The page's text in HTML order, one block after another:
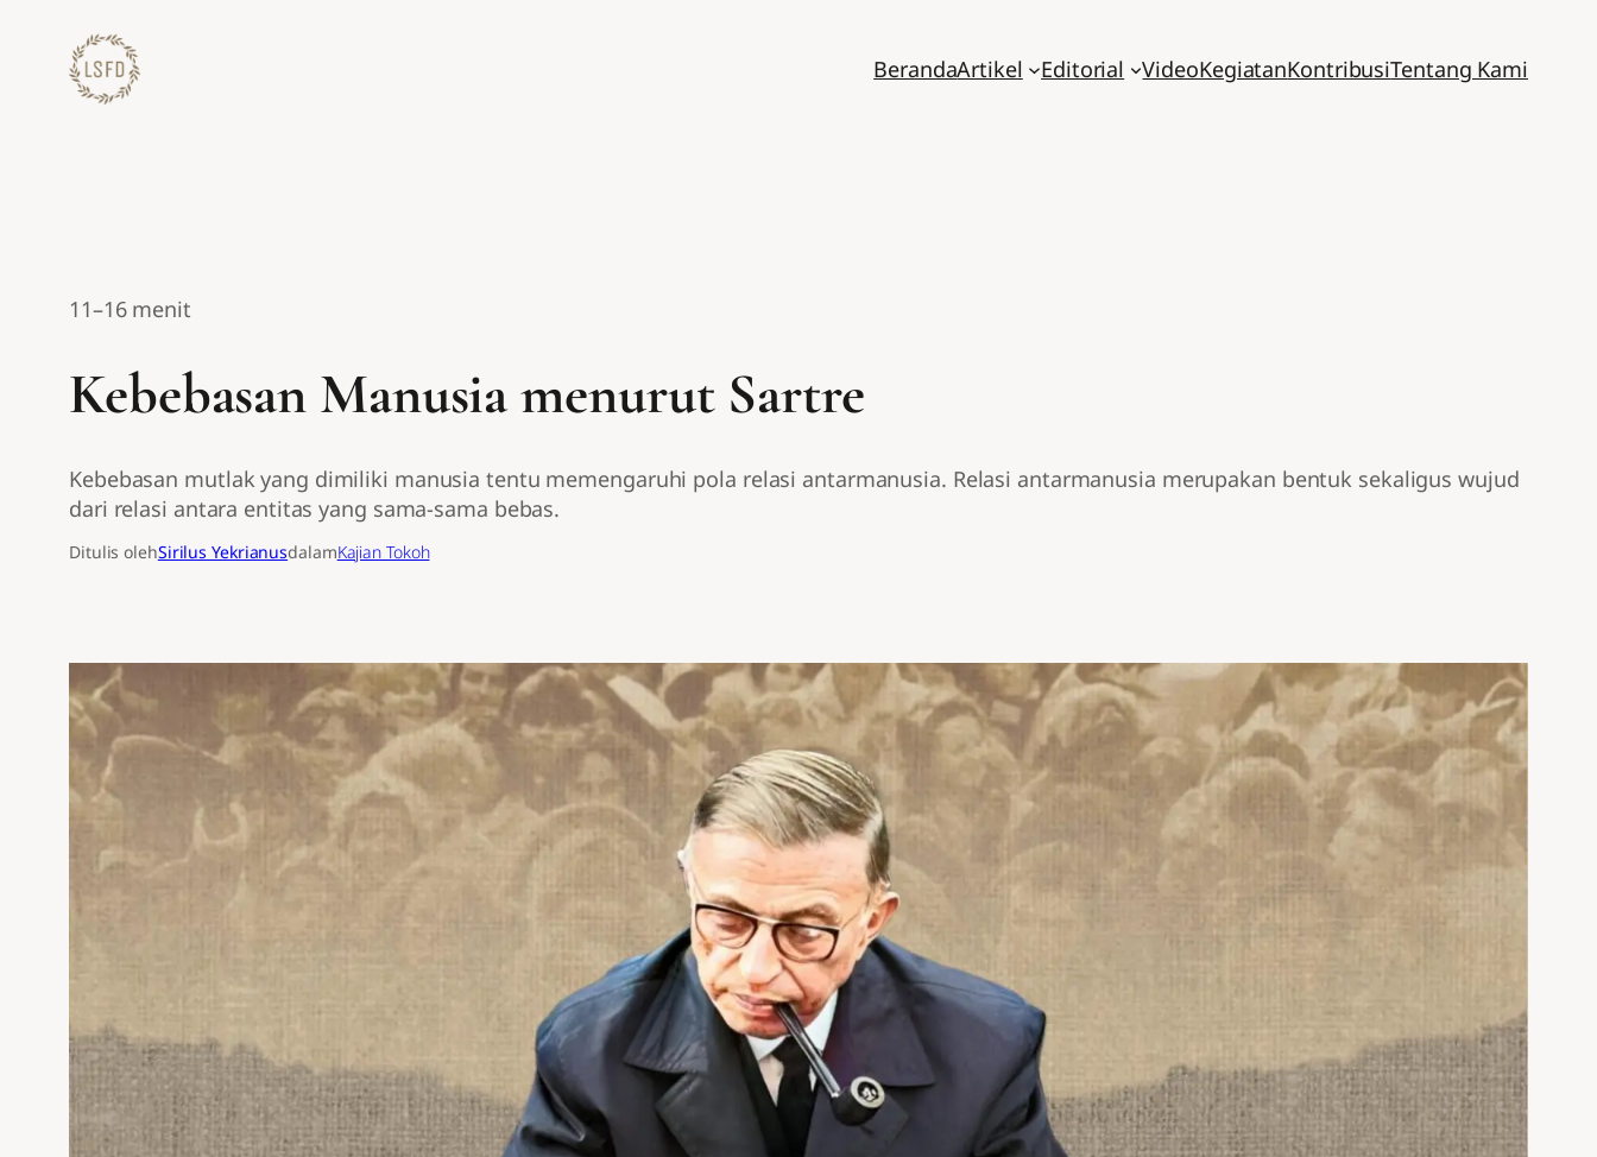
konten
BerandaArtikel Editorial VideoKegiatanKontribusiTentang Kami
11–16 menit
Kebebasan Manusia menurut Sartre
Kebebasan mutlak yang dimiliki manusia tentu memengaruhi pola relasi antarmanusia. Relasi antarmanusia merupakan bentuk sekaligus wujud
dari relasi antara entitas yang sama-sama bebas.
Ditulis olehSirilus YekrianusdalamKajian Tokoh